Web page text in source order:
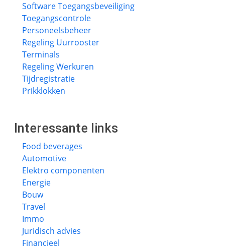
Software Toegangsbeveiliging
Toegangscontrole
Personeelsbeheer
Regeling Uurrooster
Terminals
Regeling Werkuren
Tijdregistratie
Prikklokken
Interessante links
Food beverages
Automotive
Elektro componenten
Energie
Bouw
Travel
Immo
Juridisch advies
Financieel